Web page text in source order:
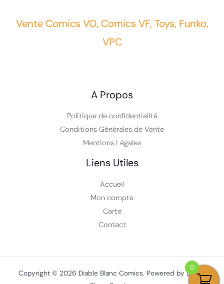
Vente Comics VO, Comics VF, Toys, Funko,
VPC
A Propos
Politique de confidentialité
Conditions Générales de Vente
Mentions Légales
Liens Utiles
Accueil
Mon compte
Carte
Contact
Copyright © 2026 Diable Blanc Comics. Powered by Diable
0